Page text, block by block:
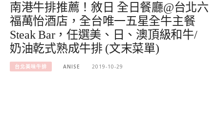
南港牛排推薦！敘日 全日餐廳@台北六
福萬怡酒店，全台唯一五星全牛主餐
Steak Bar，任選美、日、澳頂級和牛/
奶油乾式熟成牛排 (文末菜單)
台北美味牛排 ANISE 2019-10-29